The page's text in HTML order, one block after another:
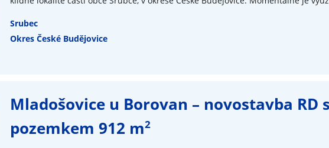
Srubec
Okres České Budějovice
Mladošovice u Borovan – novostavba RD
pozemkem 912 m2